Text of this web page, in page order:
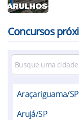
Concursos
Araçariguama/SP
Arujá/SP